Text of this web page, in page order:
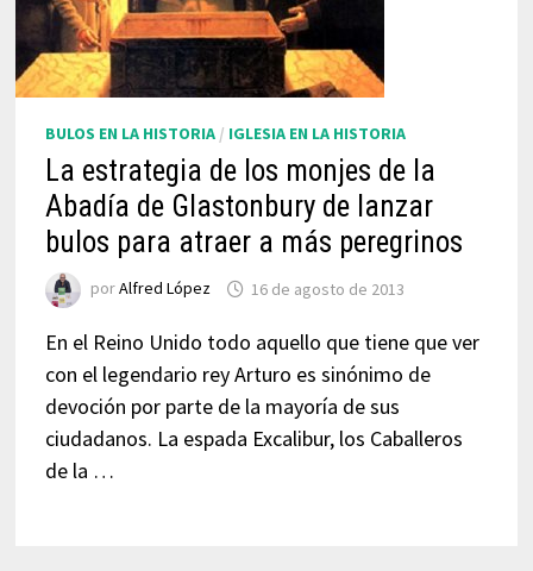
BULOS EN LA HISTORIA/ IGLESIA EN LA HISTORIA
La estrategia de los monjes de la
Abadía de Glastonbury de lanzar
bulos para atraer a más peregrinos
porAlfred López 16 de agosto de 2013
En el Reino Unido todo aquello que tiene que ver
con el legendario rey Arturo es sinónimo de
devoción por parte de la mayoría de sus
ciudadanos. La espada Excalibur, los Caballeros
de la …